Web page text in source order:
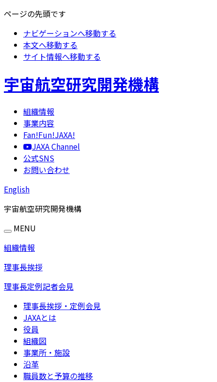
ページの先頭です
ナビゲーションへ移動する
本文へ移動する
サイト情報へ移動する
宇宙航空研究開発機構
組織情報
事業内容
Fan!Fun!JAXA!
JAXA Channel
公式SNS
お問い合わせ
English
宇宙航空研究開発機構
MENU
組織情報
理事長挨拶
理事長定例記者会見
理事長挨拶・定例会見
JAXAとは
役員
組織図
事業所・施設
沿革
職員数と予算の推移